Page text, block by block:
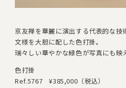
京友禅を華麗に演出する代表的な技
文様を大胆に配した色打掛。
瑞々しい華やかな緑色が写真にも映
色打掛
Ref.5767
¥385,000（税込）